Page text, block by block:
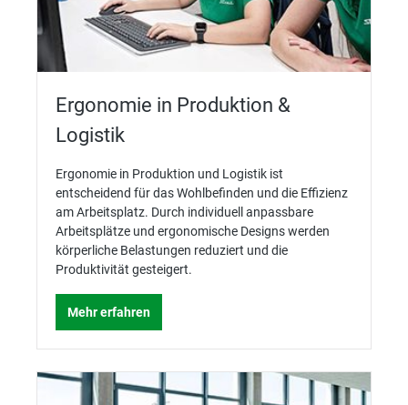
Ergonomie in Produktion &
Logistik
Ergonomie in Produktion und Logistik ist
entscheidend für das Wohlbefinden und die Effizienz
am Arbeitsplatz. Durch individuell anpassbare
Arbeitsplätze und ergonomische Designs werden
körperliche Belastungen reduziert und die
Produktivität gesteigert.
Mehr erfahren